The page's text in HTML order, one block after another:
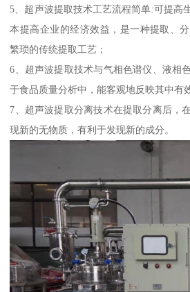
5、超声波提取技术工艺流程简单:可提高
本提高企业的经济效益，是一种提取、
繁琐的传统提取工艺；
6、超声波提取技术与气相色谱仪、液相
于食品质量分析中，能客观地反映其中有
7、超声波提取分离技术在提取分离后，
现新的无物质，有利于发现新的成分。